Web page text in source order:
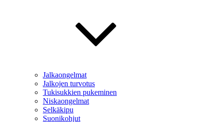
Jalkaongelmat
Jalkojen turvotus
Tukisukkien pukeminen
Niskaongelmat
Selkäkipu
Suonikohjut